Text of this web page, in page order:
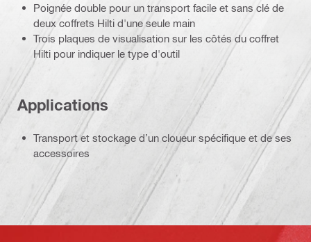
Poignée double pour un transport facile et sans clé de
deux coffrets Hilti d'une seule main
Trois plaques de visualisation sur les côtés du coffret
Hilti pour indiquer le type d'outil
Applications
Transport et stockage d’un cloueur spécifique et de ses
accessoires